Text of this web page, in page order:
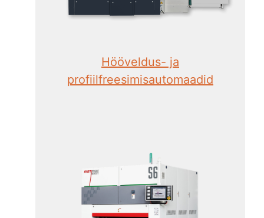
Hööveldus- ja
profiilfreesimisautomaadid